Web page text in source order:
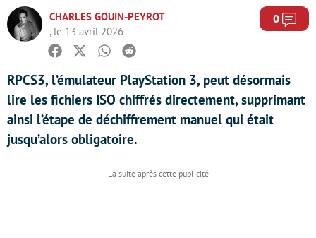
CHARLES GOUIN-PEYROT
, le 13 avril 2026
0
Facebook
TwitterWhatsapp
Reddit
RPCS3, l’émulateur PlayStation 3, peut désormais
lire les fichiers ISO chiffrés directement, supprimant
ainsi l’étape de déchiffrement manuel qui était
jusqu’alors obligatoire.